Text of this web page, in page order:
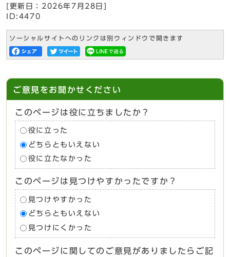
[更新日： 2026年7月28日
ID:4470
ソーシャルサイトへのリンクは別ウィンドウで開きます
ご意見をお聞かせください
このページは役に立ちましたか？
役に立った
どちらともいえない
役に立たなかった
このページは見つけやすかったですか？
見つけやすかった
どちらともいえない
見つけにくかった
このページに関してのご意見がありましたらご記